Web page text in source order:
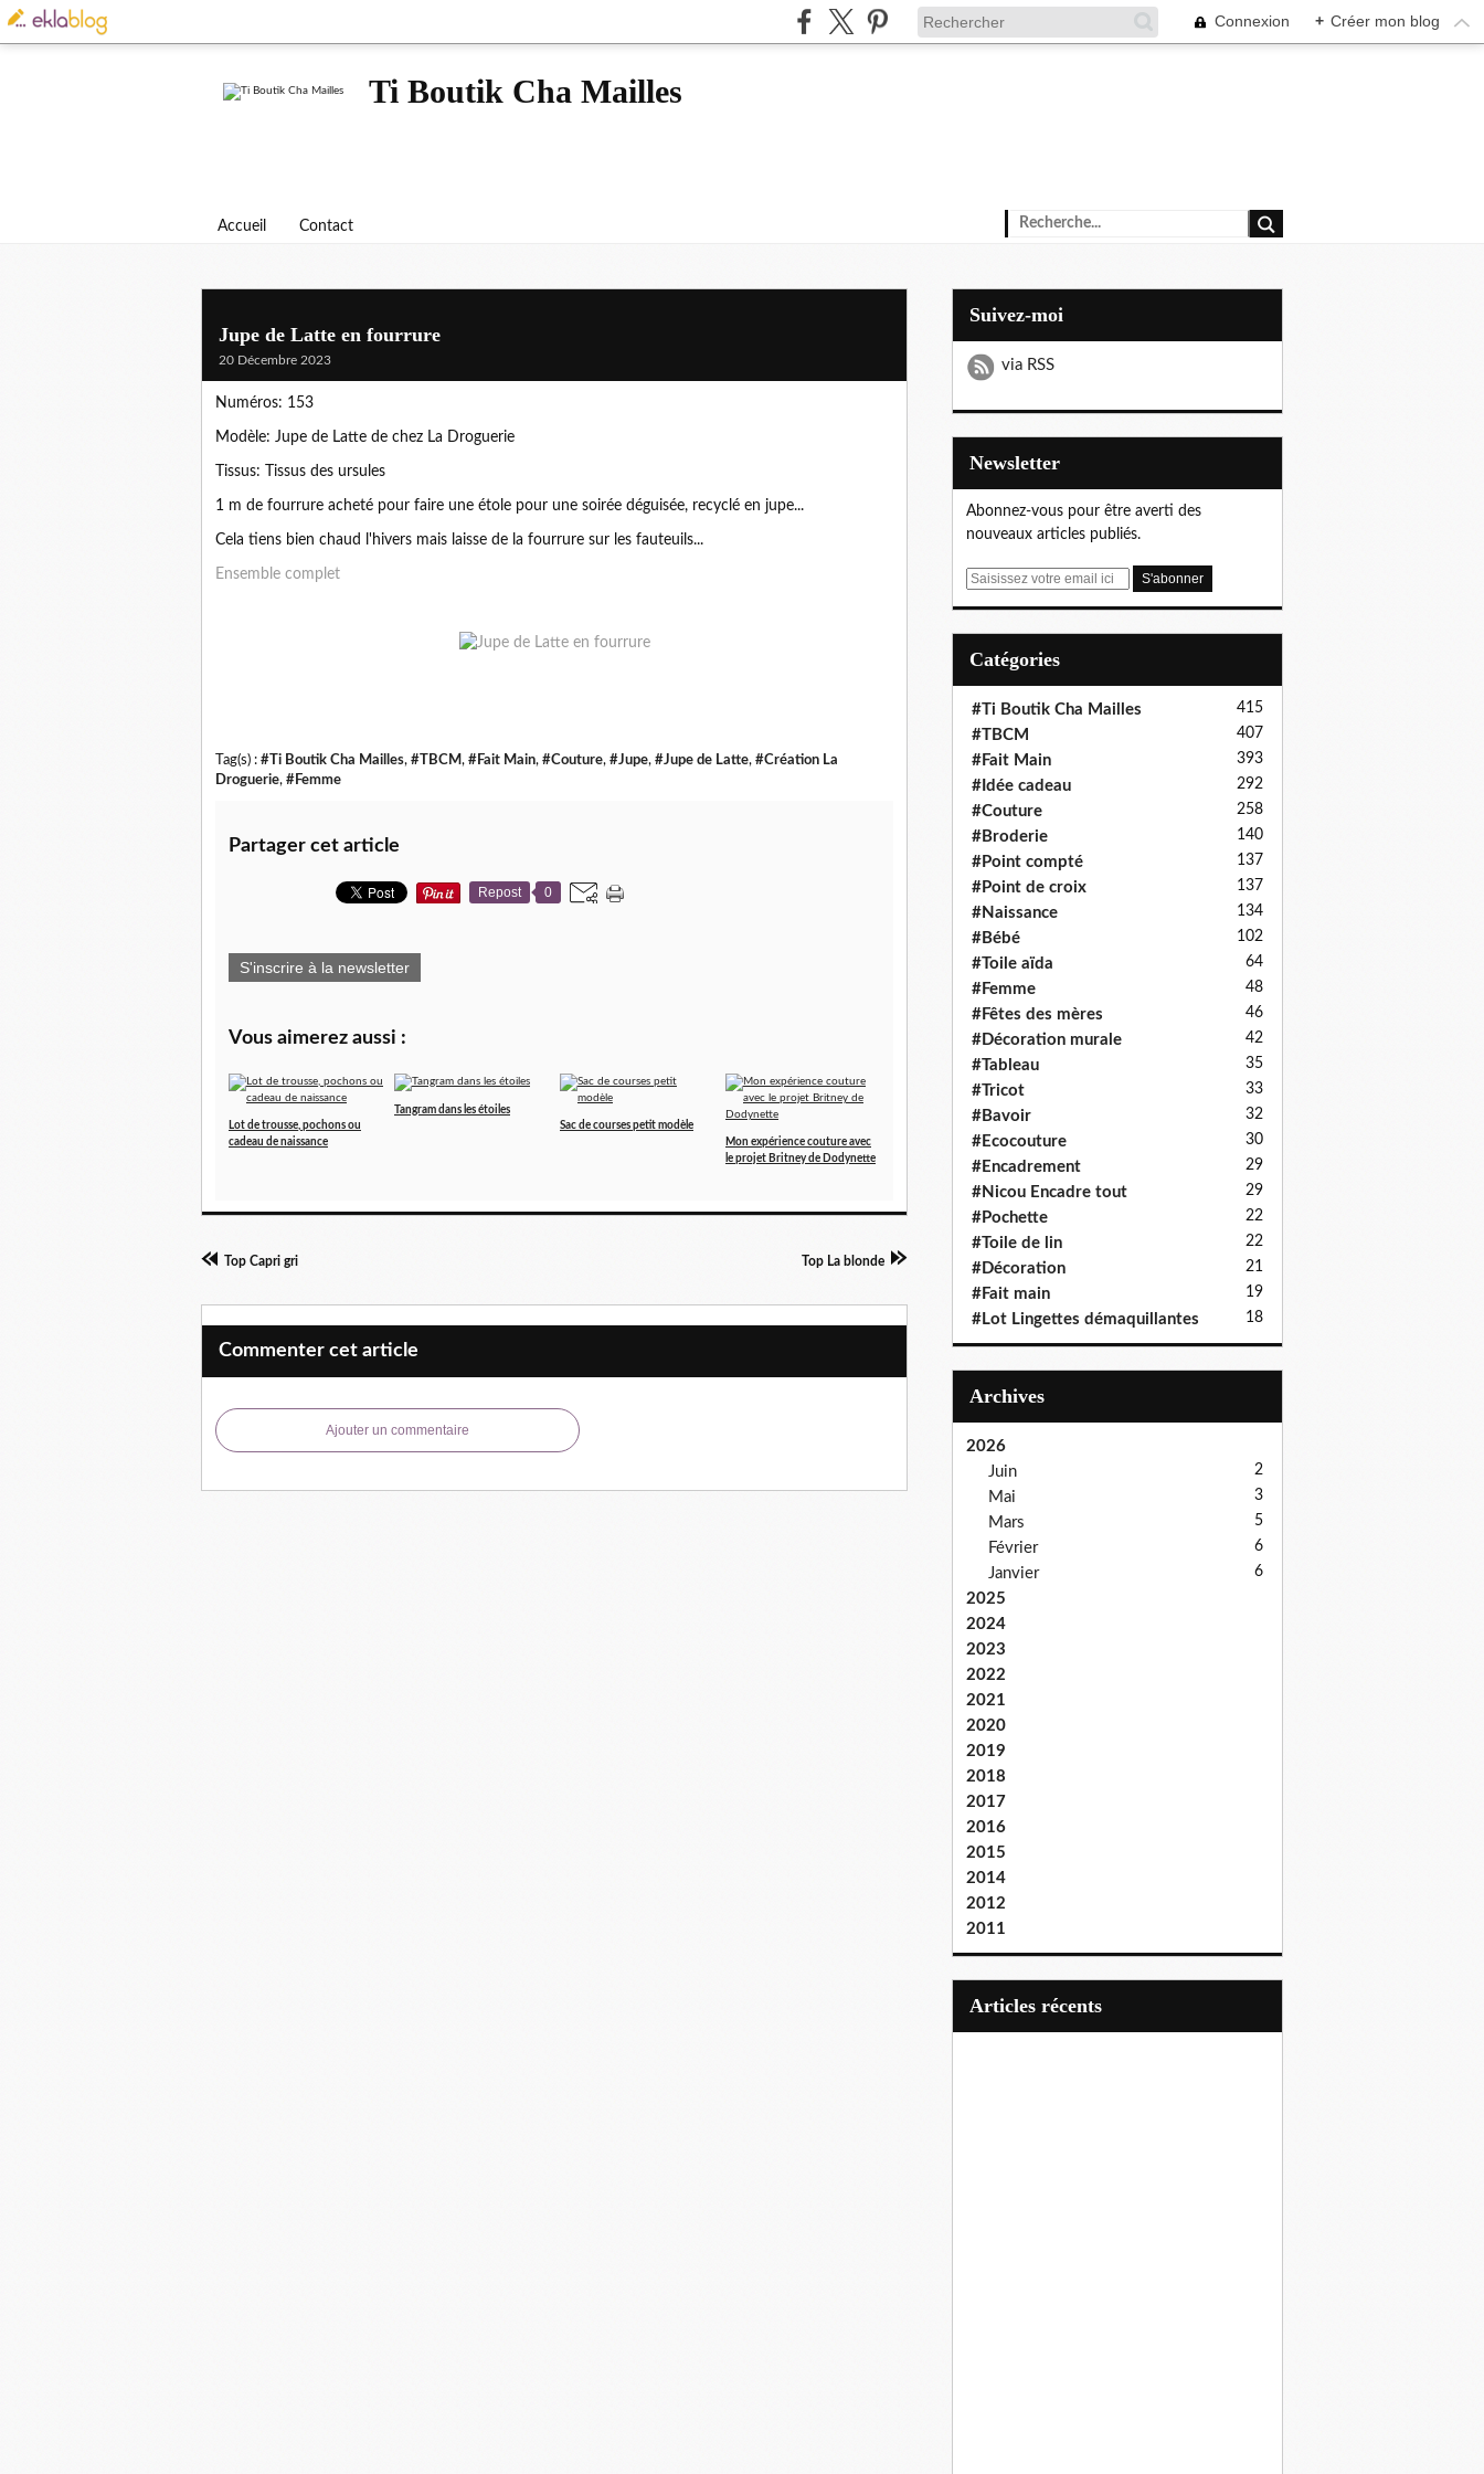
Connexion + Créer mon blog
Ti Boutik Cha Mailles
Accueil Contact
Jupe de Latte en fourrure
20 Décembre 2023
Numéros: 153
Modèle: Jupe de Latte de chez La Droguerie
Tissus: Tissus des ursules
1 m de fourrure acheté pour faire une étole pour une soirée déguisée, recyclé en jupe...
Cela tiens bien chaud l'hivers mais laisse de la fourrure sur les fauteuils...
Ensemble complet
Tag(s) : #Ti Boutik Cha Mailles, #TBCM, #Fait Main, #Couture, #Jupe, #Jupe de Latte, #Création La
Droguerie, #Femme
Partager cet article
Repost 0
S'inscrire à la newsletter
Vous aimerez aussi :
Lot de trousse, pochons ou
cadeau de naissance
Tangram dans les étoiles
Sac de courses petit modèle
Mon expérience couture avec
le projet Britney de Dodynette
Top Capri gri Top La blonde
Commenter cet article
Ajouter un commentaire
Suivez-moi
via RSS
Newsletter
Abonnez-vous pour être averti des
nouveaux articles publiés.
E
Catégories
#Ti Boutik Cha Mailles 415
#TBCM 407
#Fait Main 393
#Idée cadeau 292
#Couture 258
#Broderie 140
#Point compté 137
#Point de croix 137
#Naissance 134
#Bébé 102
#Toile aïda 64
#Femme 48
#Fêtes des mères 46
#Décoration murale 42
#Tableau 35
#Tricot 33
#Bavoir 32
#Ecocouture 30
#Encadrement 29
#Nicou Encadre tout 29
#Pochette 22
#Toile de lin 22
#Décoration 21
#Fait main 19
#Lot Lingettes démaquillantes 18
Archives
2026
Juin
2
Mai 3
Mars 5
Février 6
Janvier 6
2025
2024
2023
2022
2021
2020
2019
2018
2017
2016
2015
2014
2012
2011
articles récents